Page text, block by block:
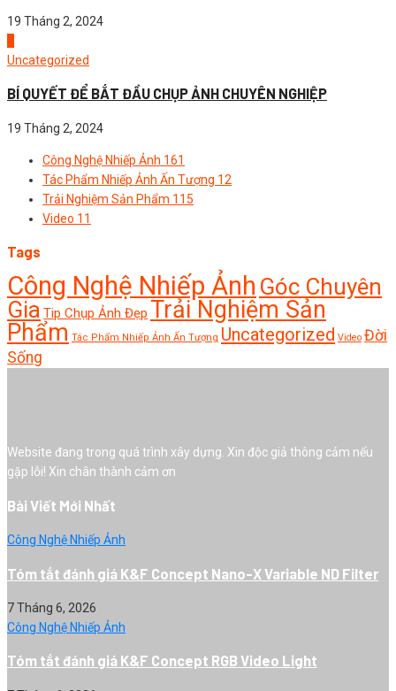
19 Tháng 2, 2024
Uncategorized
BÍ QUYẾT ĐỂ BẮT ĐẦU CHỤP ẢNH CHUYÊN NGHIỆP
19 Tháng 2, 2024
Công Nghệ Nhiếp Ảnh 161
Tác Phẩm Nhiếp Ảnh Ấn Tượng 12
Trải Nghiệm Sản Phẩm 115
Video 11
Tags
Công Nghệ Nhiếp Ảnh Góc Chuyên
Gia Tip Chụp Ảnh Đẹp Trải Nghiệm Sản
Phẩm Tác Phẩm Nhiếp Ảnh Ấn Tượng Uncategorized Video Đời
Sống
Website đang trong quá trình xây dựng. Xin độc giả thông cảm nếu
gặp lỗi! Xin chân thành cảm ơn
Bài Viết Mới Nhất
Công Nghệ Nhiếp Ảnh
Tóm tắt đánh giá K&F Concept Nano-X Variable ND Filter
7 Tháng 6, 2026
Công Nghệ Nhiếp Ảnh
Tóm tắt đánh giá K&F Concept RGB Video Light